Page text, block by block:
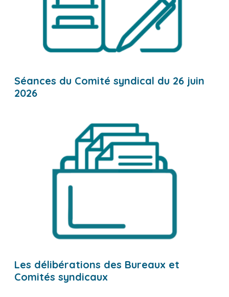
Séances du Comité syndical du 26 juin
2026
Les délibérations des Bureaux et
Comités syndicaux